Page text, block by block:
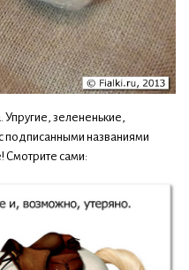
Упругие, зелененькие,
подписанными названиями
Смотрите сами: